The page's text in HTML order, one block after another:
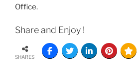
Office.
Share and Enjoy !
SHARES